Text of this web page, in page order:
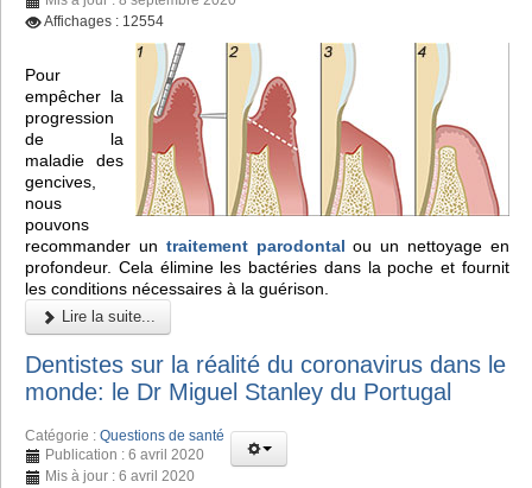
Affichages : 12554
Pour
empêcher la
progression
de la
maladie des
gencives,
nous
pouvons
recommander un traitement parodontal ou un nettoyage en
profondeur. Cela élimine les bactéries dans la poche et fournit
les conditions nécessaires à la guérison.
Lire la suite...
Dentistes sur la réalité du coronavirus dans le
monde: le Dr Miguel Stanley du Portugal
Catégorie : Questions de santé
Publication : 6 avril 2020
Mis à jour : 6 avril 2020